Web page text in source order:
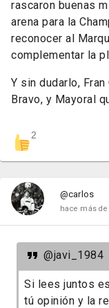
rascaron buenas
arena para la
reconocer al
complementar la
Y sin dudarlo,
Bravo, y Mayoral
2
@carlos
hace más de
@javi_1984
Si lees juntos
tú opinión y la